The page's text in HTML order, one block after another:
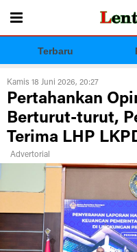
Terbaru
Kamis 18 Juni 2026, 20:27
Pertahankan
Berturut-turut,
Terima LHP
Advertorial